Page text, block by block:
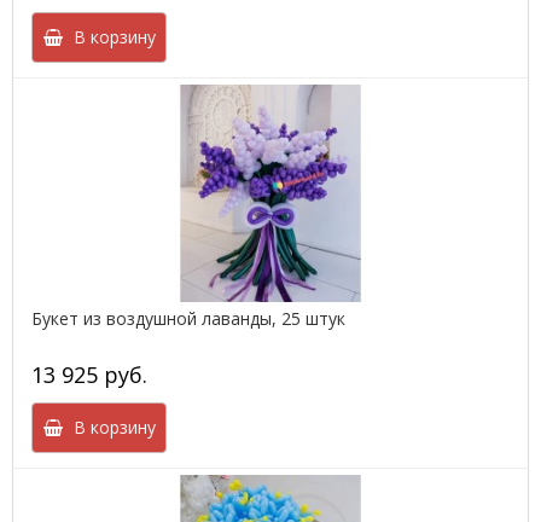
В корзину
Букет из воздушной лаванды, 25 штук
13 925 руб.
В корзину